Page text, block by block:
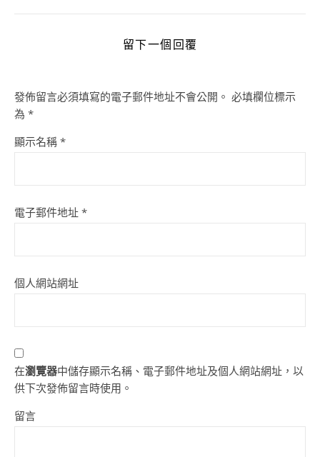
留下一個回覆
發佈留言必須填寫的電子郵件地址不會公開。 必填欄位標示
為 *
顯示名稱 *
電子郵件地址 *
個人網站網址
在瀏覽器中儲存顯示名稱、電子郵件地址及個人網站網址，以
供下次發佈留言時使用。
留言